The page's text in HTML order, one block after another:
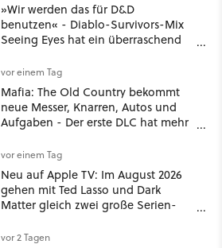
»Wir werden das für D&D
benutzen« - Diablo-Survivors-Mix
Seeing Eyes hat ein überraschend
vor einem Tag
Mafia: The Old Country bekommt
neue Messer, Knarren, Autos und
Aufgaben - Der erste DLC hat mehr
vor einem Tag
Neu auf Apple TV: Im August 2026
gehen mit Ted Lasso und Dark
Matter gleich zwei große Serien-
vor 2 Tagen